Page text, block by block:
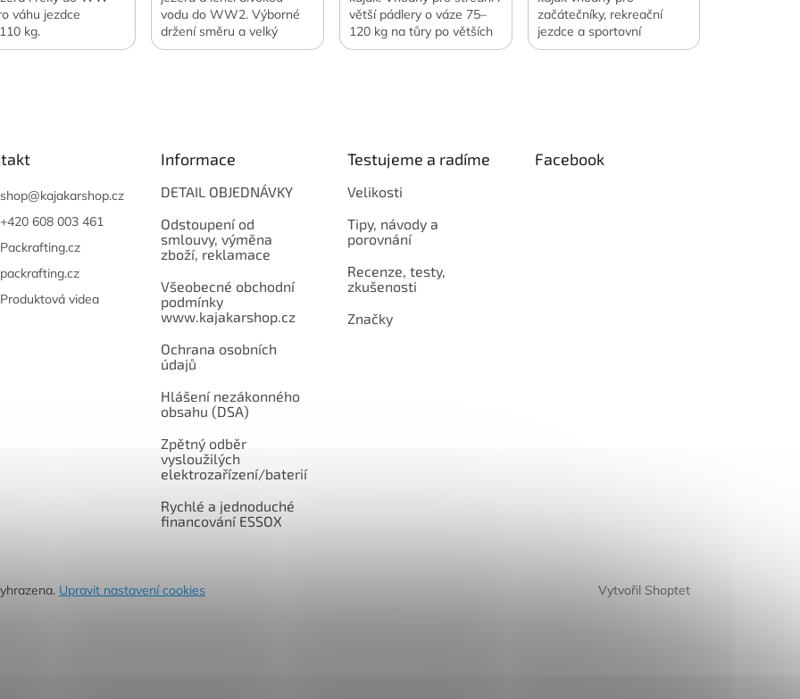
váhu jezdce
kg.
vodu do WW2. Výborné
držení směru a velký
prostor pro bagáž. Pro
větší pádlery o váze 75–
120 kg na tůry po větších
řekách, jezerech a
začátečníky, rekreační
jezdce a sportovní
pádlování. Pro váhu jezdce
shop@kajakarshop.cz
+420 608 003 461
Packrafting.cz
packrafting.cz
Produktová videa
Informace
DETAIL OBJEDNÁVKY
Odstoupení od
smlouvy, výměna
zboží, reklamace
Všeobecné obchodní
podmínky
www.kajakarshop.cz
Ochrana osobních
údajů
Hlášení nezákonného
obsahu (DSA)
Zpětný odběr
vysloužilých
elektrozařízení/baterií
Rychlé a jednoduché
financování ESSOX
Testujeme a radíme
Velikosti
Tipy, návody a
porovnání
Recenze, testy,
zkušenosti
Značky
Facebook
Vytvořil Shoptet
Upravit nastavení cookies